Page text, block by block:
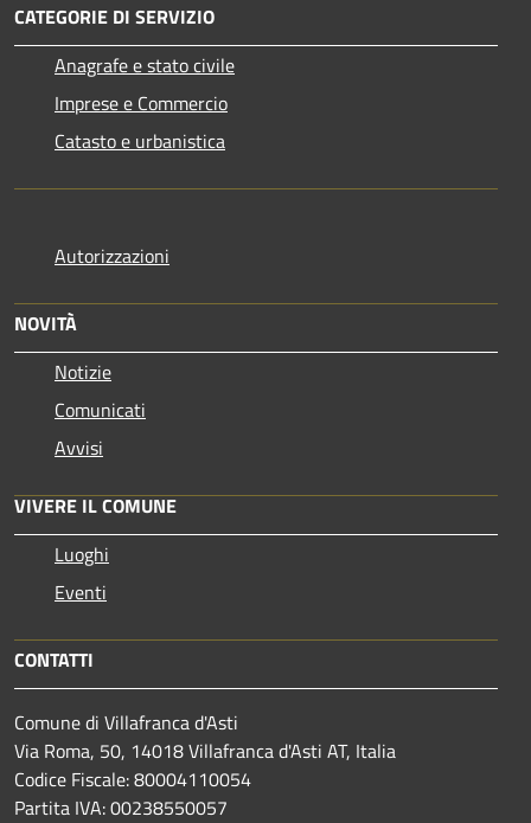
CATEGORIE DI SERVIZIO
Anagrafe e stato civile
Imprese e Commercio
Catasto e urbanistica
Autorizzazioni
NOVITÀ
Notizie
Comunicati
Avvisi
VIVERE IL COMUNE
Luoghi
Eventi
CONTATTI
Comune di Villafranca d'Asti
Via Roma, 50, 14018 Villafranca d'Asti AT, Italia
Codice Fiscale: 80004110054
Partita IVA: 00238550057